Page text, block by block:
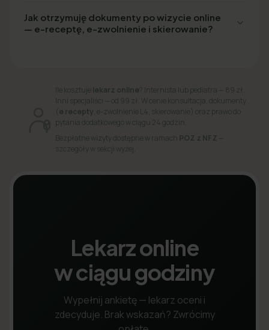
Jak otrzymuję dokumenty po wizycie online
— e-receptę, e-zwolnienie i skierowanie?
Ile kosztujelekarz online ? Internista lub pediatra — 89 zł.
Inni specjaliści — od 99 zł. W cenie konsultacja, dokumenty
( e recepty , e-zwolnienie L4, skierowanie) oraz prawo do
pytania dodatkowego w ciągu 24 godzin.
Bezpłatne wizyty dostępne w ramach POZ z NFZ
szczegóły w sekcji wyżej.
Lekarz online
w ciągu godziny
Wypełnij ankietę — lekarz oceni i
zdecyduje. Brak wskazań? Zwrócimy